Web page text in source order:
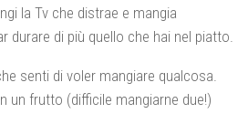
la Tv che distrae e mangia
durare di più quello che hai nel piatto.
senti di voler mangiare qualcosa.
un frutto (difficile mangiarne due!)